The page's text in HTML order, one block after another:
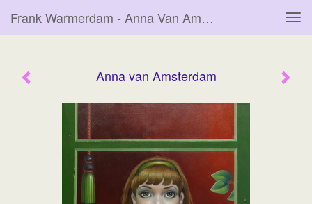
Frank Warmerdam - Anna Van Amsterdam
Anna van Amsterdam